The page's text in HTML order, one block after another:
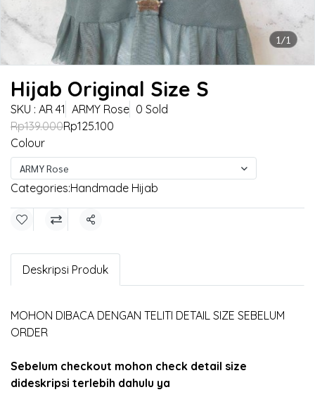
1/1
Hijab Original Size S
SKU : AR 41 ARMY Rose 0 Sold
Rp139.000Rp125.100
Colour
ARMY Rose
Categories:Handmade Hijab
Share
Deskripsi Produk
MOHON DIBACA DENGAN TELITI DETAIL SIZE SEBELUM
ORDER
Sebelum checkout mohon check detail size
dideskripsi terlebih dahulu ya